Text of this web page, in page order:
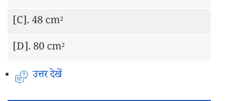
[C].48 cm²
[D]. 80 cm²
उत्तर देखें